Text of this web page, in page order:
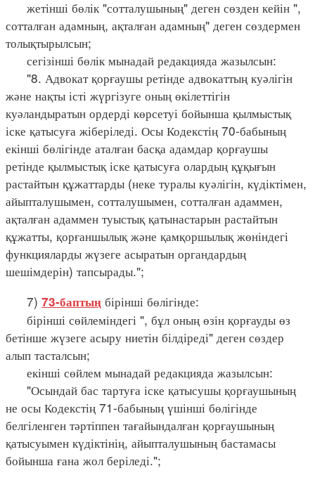
жетінші бөлік "сотталушының" деген сөзден кейін ",
сотталған адамның, ақталған адамның" деген сөздермен
толықтырылсын;
сегізінші бөлік мынадай редакцияда жазылсын:
"8. Адвокат қорғаушы ретінде адвокаттың куәлігін
және нақты істі жүргізуге оның өкілеттігін
куәландыратын ордерді көрсетуі бойынша қылмыстық
іске қатысуға жіберіледі. Осы Кодекстің 70-бабының
екінші бөлігінде аталған басқа адамдар қорғаушы
ретінде қылмыстық іске қатысуға олардың құқығын
растайтын құжаттарды (неке туралы куәлігін, күдіктімен,
айыпталушымен, сотталушымен, сотталған адаммен,
ақталған адаммен туыстық қатынастарын растайтын
құжатты, қорғаншылық және қамқоршылық жөніндегі
функцияларды жүзеге асыратын органдардың
шешімдерін) тапсырады.";
7) 73-баптың бірінші бөлігінде:
бірінші сөйлеміндегі ", бұл оның өзін қорғауды өз
бетінше жүзеге асыру ниетін білдіреді" деген сөздер
алып тасталсын;
екінші сөйлем мынадай редакцияда жазылсын:
"Осындай бас тартуға іске қатысушы қорғаушының
не осы Кодекстің 71-бабының үшінші бөлігінде
белгіленген тәртіппен тағайындалған қорғаушының
қатысуымен күдіктінің, айыпталушының бастамасы
бойынша ғана жол беріледі.";